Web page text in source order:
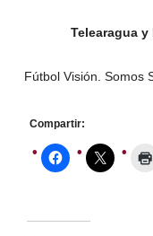
Telearagua y
Fútbol Visión. Somos
Compartir: